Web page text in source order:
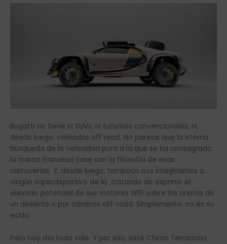
Bugatti no tiene ni SUVs, ni turismos convencionales, ni,
desde luego, vehículos off road. No parece que la eterna
búsqueda de la velocidad pura a la que se ha consagrado
la marca francesa case con la filosofía de esas
carrocerías. Y, desde luego, tampoco nos imaginamos a
ningún súperdeportivo de la tratando de exprimir el
elevado potencial de sus motores W16 sobre las arenas de
un desierto o por caminos off-road. Simplemente, no es su
estilo.
Pero hoy día todo vale. Y por eso, este Chiron Terracross